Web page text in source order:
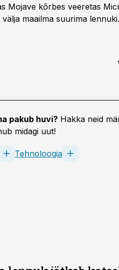
Mojave kõrbes veere­tas
välja maailma suurima lennuki.
pakub huvi? Hakka neid
midagi uut!
Tehnoloogia